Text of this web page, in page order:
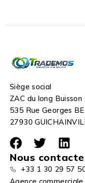
Siège social
ZAC du long Buisson
535 Rue Georges
27930
Nous
+33 1 30 29 57